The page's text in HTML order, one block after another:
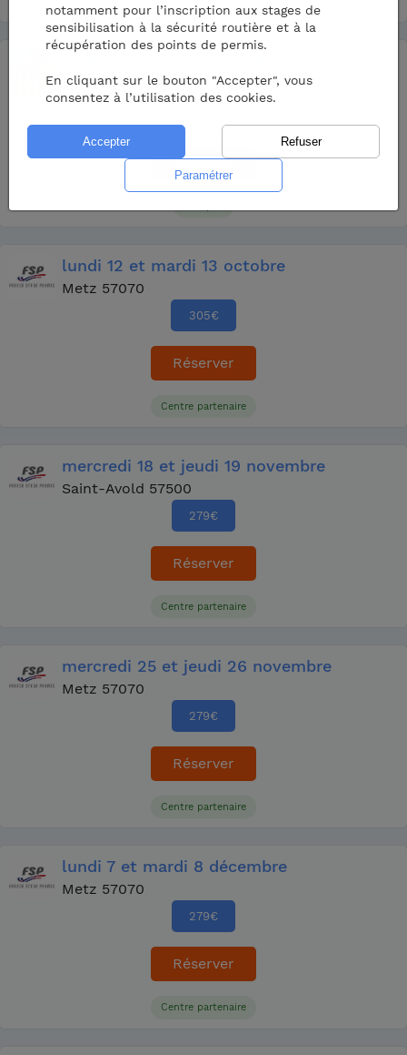
WOIPPY 57140
Réserver
lundi 12 et mardi 13 octobre
Metz 57070
305€
Réserver
Centre partenaire
mercredi 18 et jeudi 19 novembre
Saint-Avold 57500
279€
Réserver
Centre partenaire
mercredi 25 et jeudi 26 novembre
Metz 57070
279€
Réserver
Centre partenaire
lundi 7 et mardi 8 décembre
Metz 57070
279€
Réserver
Centre partenaire
notamment pour l’inscription aux stages de
sensibilisation à la sécurité routière et à la
récupération des points de permis.
En cliquant sur le bouton "Accepter", vous
consentez à l’utilisation des cookies.